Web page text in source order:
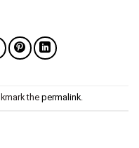
the permalink.